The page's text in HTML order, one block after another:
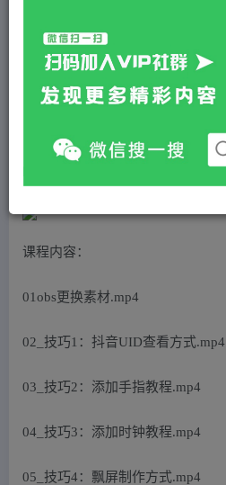
5 积分
黄金会员 免费
课程内容：
01obs更换素材.mp4
02_技巧1：抖音UID查看方式.mp4
03_技巧2：添加手指教程.mp4
04_技巧3：添加时钟教程.mp4
05_技巧4：飘屏制作方式.mp4